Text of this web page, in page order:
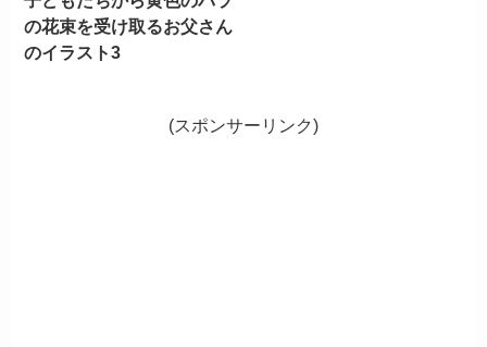
の花束を受け取るお父さん
のイラスト3
(スポンサーリンク)